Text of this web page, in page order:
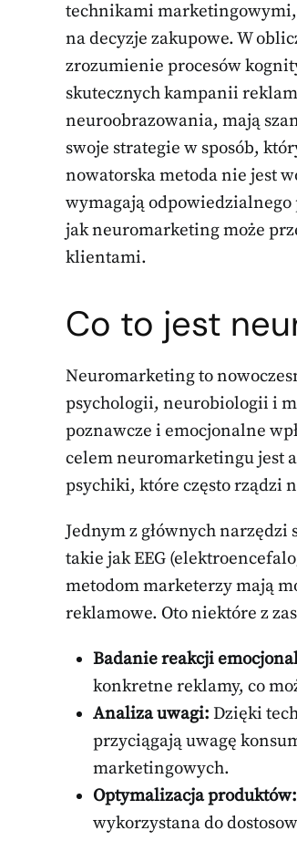
technikami marketingowymi,
na decyzje zakupowe. W
zrozumienie procesów
skutecznych kampanii
neuroobrazowania, mają
swoje strategie w sposób,
nowatorska metoda nie jest
wymagają odpowiedzialnego
jak neuromarketing może
klientami.
Co to jest
Neuromarketing to
psychologii, neurobiologii i
poznawcze i emocjonalne
celem neuromarketingu jest
psychiki, które często rządzi
Jednym z głównych
takie jak EEG
metodom marketerzy mają
reklamowe. Oto niektóre z
Badanie reakcji
konkretne reklamy, co
Analiza uwagi: Dzięki
przyciągają uwagę
marketingowych.
Optymalizacja produktów:
wykorzystana do